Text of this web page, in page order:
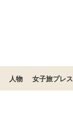
人物 女子旅プレス